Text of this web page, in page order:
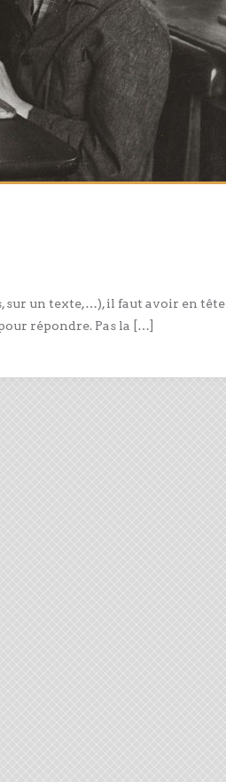
sur un texte,…), il faut avoir en tête
répondre. Pas la […]